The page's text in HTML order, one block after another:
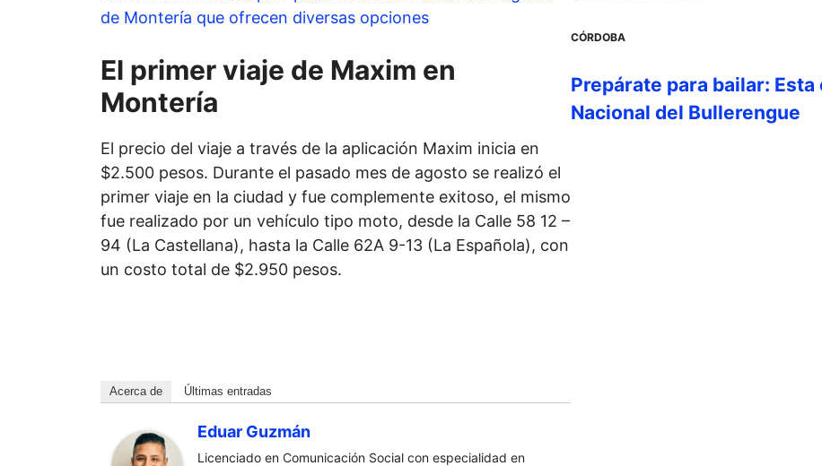
de Montería que ofrecen diversas opciones
El primer viaje de Maxim en
Montería
El precio del viaje a través de la aplicación Maxim inicia en
$2.500 pesos. Durante el pasado mes de agosto se realizó el
primer viaje en la ciudad y fue complemente exitoso, el mismo
fue realizado por un vehículo tipo moto, desde la Calle 58 12 –
94 (La Castellana), hasta la Calle 62A 9-13 (La Española), con
un costo total de $2.950 pesos.
Acerca de Últimas entradas
Eduar Guzmán
Licenciado en Comunicación Social con especialidad en
CÓRDOBA
Prepárate para bailar:
Nacional del Bullerengue